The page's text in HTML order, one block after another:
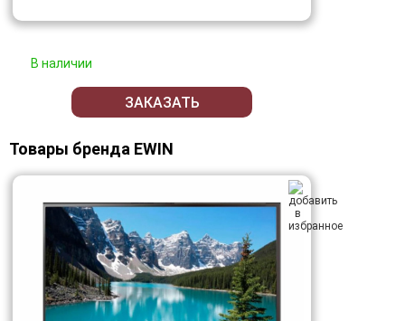
В наличии
ЗАКАЗАТЬ
Товары бренда EWIN